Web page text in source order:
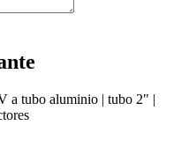
a tubo aluminio | tubo 2" |